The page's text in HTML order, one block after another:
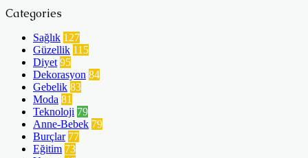
Categories
Sağlık 127
Güzellik 115
Diyet 95
Dekorasyon 84
Gebelik 83
Moda 81
Teknoloji 79
Anne-Bebek 79
Burçlar 77
Eğitim 73